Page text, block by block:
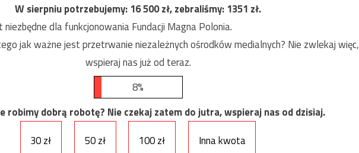
W sierpniu potrzebujemy:16 500zł, zebraliśmy:1351 zł.
dla funkcjonowania Fundacji Magna Polonia.
jak ważne jest przetrwanie niezależnych ośrodków medialnych? Nie zwlekaj więc,
wspieraj nas już od teraz.
8%
robimy dobrą robotę? Nie czekaj zatem do jutra, wspieraj nas od dzisiaj.
30 zł
50 zł 100 zł
Inna kwota